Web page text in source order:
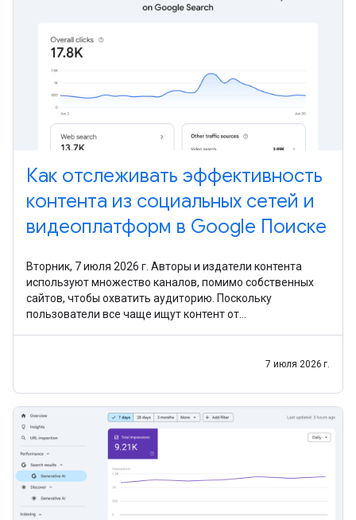
Как отслеживать эффективность
контента из социальных сетей и
видеоплатформ в Google Поиске
Вторник, 7 июля 2026 г. Авторы и издатели контента
используют множество каналов, помимо собственных
сайтов, чтобы охватить аудиторию. Поскольку
пользователи все чаще ищут контент от
7 июля 2026 г.